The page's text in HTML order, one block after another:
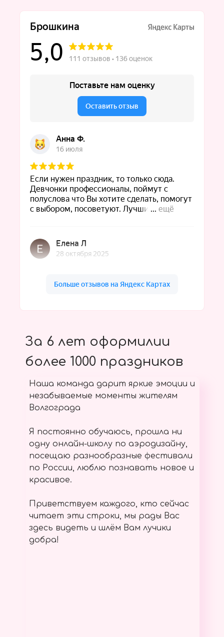
За 6 лет оформилии
более 1000 праздников
Наша команда дарит яркие эмоции и
незабываемые моменты жителям
Волгограда
Я постоянно обучаюсь, прошла ни
одну онлайн-школу по аэродизайну,
посещаю разнообразные фестивали
по России, люблю познавать новое и
красивое.
Приветствуем каждого, кто сейчас
читает эти строки, мы рады Вас
здесь видеть и шлём Вам лучики
добра!